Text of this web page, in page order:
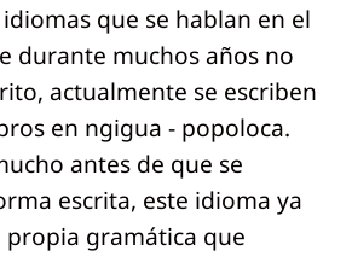
que se hablan en el
durante muchos años no
actualmente se escriben
en ngigua - popoloca.
antes de que se
escrita, este idioma ya
propia gramática que